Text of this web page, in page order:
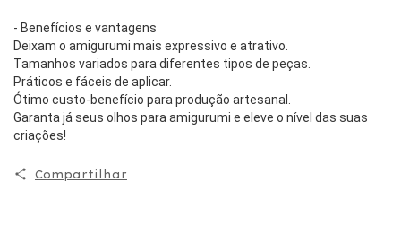
- Benefícios e vantagens
Deixam o amigurumi mais expressivo e atrativo.
Tamanhos variados para diferentes tipos de peças.
Práticos e fáceis de aplicar.
Ótimo custo-benefício para produção artesanal.
Garanta já seus olhos para amigurumi e eleve o nível das suas
criações!
Compartilhar